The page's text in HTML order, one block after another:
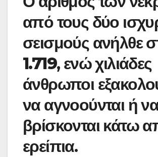
από τους δύο
σεισμούς ανήλθε
1.719, ενώ χιλιάδες
άνθρωποι
να αγνοούνται ή
βρίσκονται κάτω
ερείπια.